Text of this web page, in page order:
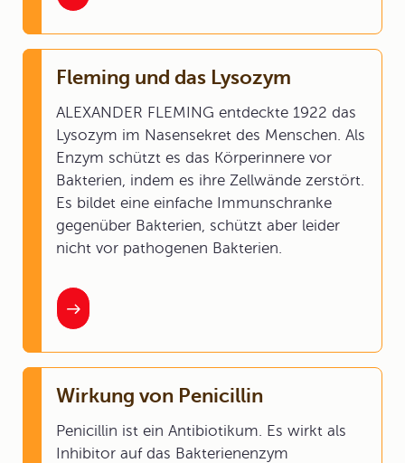
Fleming und das Lysozym
ALEXANDER FLEMING entdeckte 1922 das
Lysozym im Nasensekret des Menschen. Als
Enzym schützt es das Körperinnere vor
Bakterien, indem es ihre Zellwände zerstört.
Es bildet eine einfache Immunschranke
gegenüber Bakterien, schützt aber leider
nicht vor pathogenen Bakterien.
Wirkung von Penicillin
Penicillin ist ein Antibiotikum. Es wirkt als
Inhibitor auf das Bakterienenzym